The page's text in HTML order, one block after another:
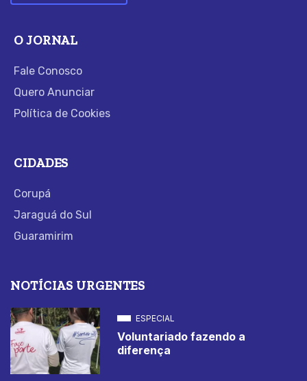
O JORNAL
Fale Conosco
Quero Anunciar
Política de Cookies
CIDADES
Corupá
Jaraguá do Sul
Guaramirim
NOTÍCIAS URGENTES
ESPECIAL
Voluntariado fazendo a
diferença